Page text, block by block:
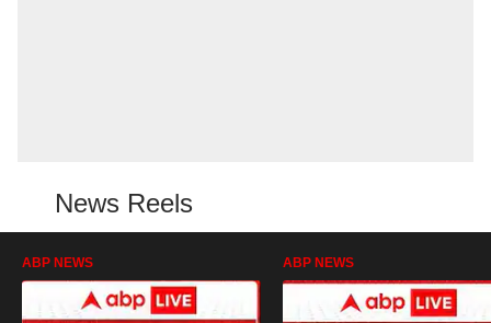
News Reels
ABP NEWS ABP NEWS